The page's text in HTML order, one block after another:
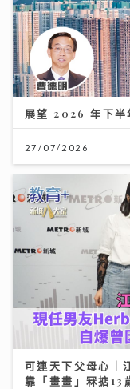
展望 2026 年下半
27/07/2026
可連天下父母心
靠「畫畫」冧掂13